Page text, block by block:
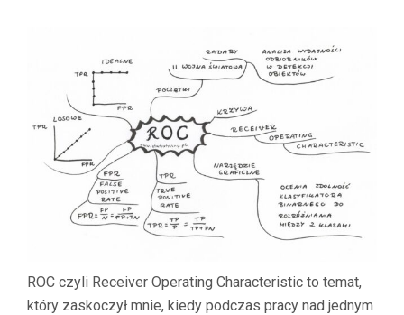
ROC czyli Receiver Operating Characteristic to temat,
który zaskoczył mnie, kiedy podczas pracy nad jednym